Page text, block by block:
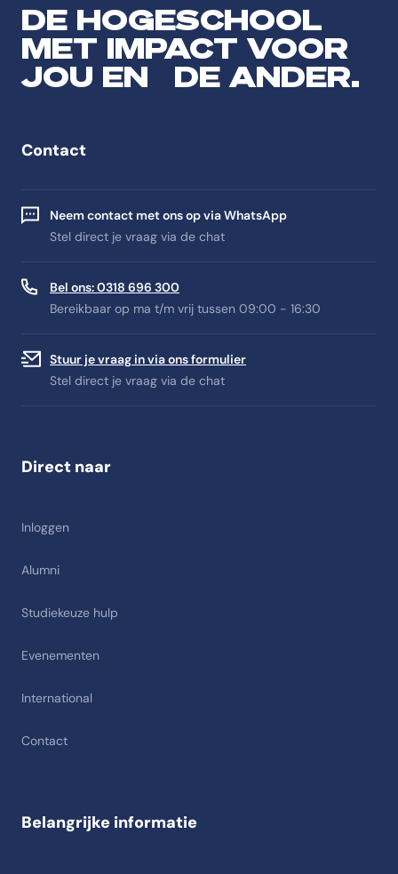
DE HOGESCHOOL
MET IMPACT VOOR
JOU EN DE ANDER.
Contact
Neem contact met ons op via WhatsApp
Stel direct je vraag via de chat
Bel ons: 0318 696 300
Bereikbaar op ma t/m vrij tussen 09:00 - 16:30
Stuur je vraag in via ons formulier
Stel direct je vraag via de chat
Direct naar
Inloggen
Alumni
Studiekeuze hulp
Evenementen
International
Contact
Belangrijke informatie